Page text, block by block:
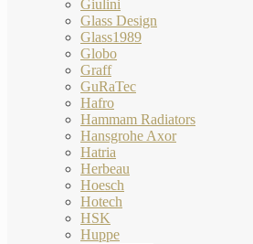
Giulini
Glass Design
Glass1989
Globo
Graff
GuRaTec
Hafro
Hammam Radiators
Hansgrohe Axor
Hatria
Herbeau
Hoesch
Hotech
HSK
Huppe